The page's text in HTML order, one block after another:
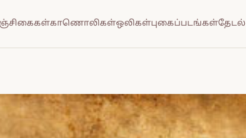
காணொலிகள்ஒலிகள்புகைப்படங்கள்தேடல்